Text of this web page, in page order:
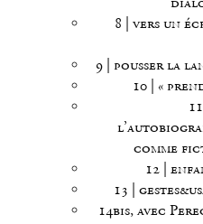
8 | vers un
9 | pousser la
10 | «
comme
12 |
13 |
14bis, avec